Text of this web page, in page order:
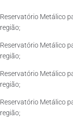
Reservatório Metálico
região;
Reservatório Metálico
região;
Reservatório Metálico
região;
Reservatório Metálico
região;